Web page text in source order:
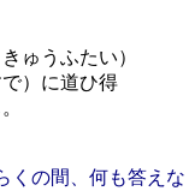
ゅうふたい）
）に道ひ得
くの間、何も答えな